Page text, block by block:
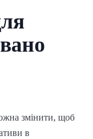
змінити, щоб
в